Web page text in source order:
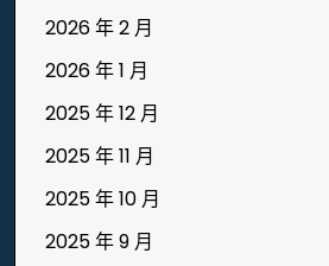
2026 年 2 月
2026 年 1 月
2025 年 12 月
2025 年 11 月
2025 年 10 月
2025 年 9 月